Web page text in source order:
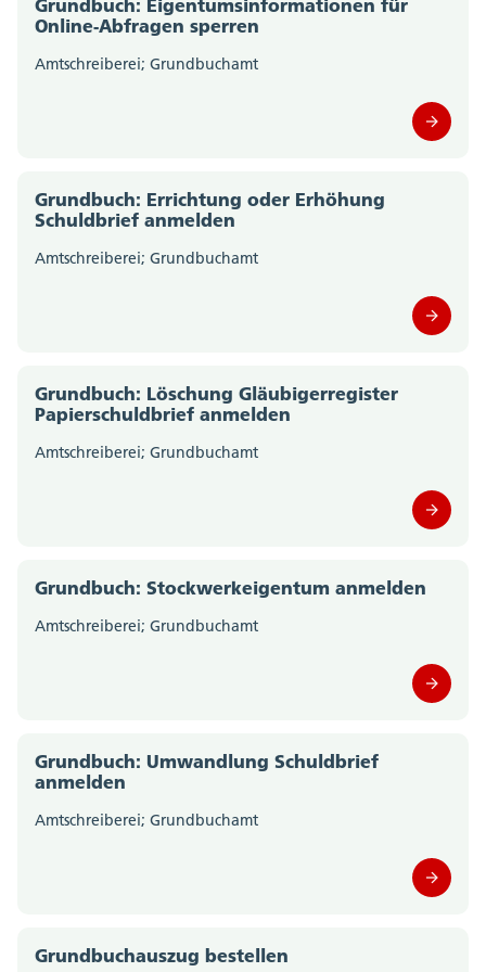
Amt für Verkehr und Tiefbau (0)
Amt für Wald, Jagd und Fischerei (0)
(0)
Departementssekretariat (0)
Motorfahrzeugkontrolle (0)
Steueramt (0)
Volksschulamt (0)
Grundbuch: Eigentumsinformationen für
Online-Abfragen sperren
Amtschreiberei; Grundbuchamt
Grundbuch: Errichtung oder Erhöhung
Schuldbrief anmelden
Amtschreiberei; Grundbuchamt
Grundbuch: Löschung Gläubigerregister
Papierschuldbrief anmelden
Amtschreiberei; Grundbuchamt
Grundbuch: Stockwerkeigentum anmelden
Amtschreiberei; Grundbuchamt
Grundbuch: Umwandlung Schuldbrief
anmelden
Amtschreiberei; Grundbuchamt
Grundbuchauszug bestellen